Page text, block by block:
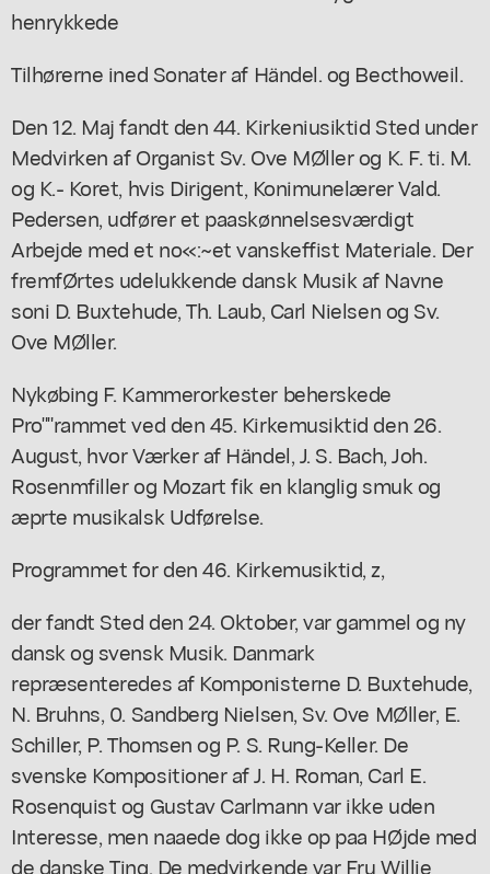
henrykkede
Tilhørerne ined Sonater af Händel. og Becthoweil.
Den 12. Maj fandt den 44. Kirkeniusiktid Sted under
Medvirken af Organist Sv. Ove MØller og K. F. ti. M.
og K.- Koret, hvis Dirigent, Konimunelærer Vald.
Pedersen, udfører et paaskønnelsesværdigt
Arbejde med et no«:~et vanskeffist Materiale. Der
fremfØrtes udelukkende dansk Musik af Navne
soni D. Buxtehude, Th. Laub, Carl Nielsen og Sv.
Ove MØller.
Nykøbing F. Kammerorkester beherskede
Pro""rammet ved den 45. Kirkemusiktid den 26.
August, hvor Værker af Händel, J. S. Bach, Joh.
Rosenmfiller og Mozart fik en klanglig smuk og
æprte musikalsk Udførelse.
Programmet for den 46. Kirkemusiktid, z,
der fandt Sted den 24. Oktober, var gammel og ny
dansk og svensk Musik. Danmark
repræsenteredes af Komponisterne D. Buxtehude,
N. Bruhns, 0. Sandberg Nielsen, Sv. Ove MØller, E.
Schiller, P. Thomsen og P. S. Rung-Keller. De
svenske Kompositioner af J. H. Roman, Carl E.
Rosenquist og Gustav Carlmann var ikke uden
Interesse, men naaede dog ikke op paa HØjde med
de danske Ting. De medvirkende var Fru Willie